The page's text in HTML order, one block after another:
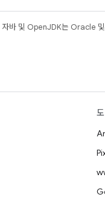
자바 및 OpenJDK는 Oracle